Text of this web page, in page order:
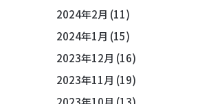
2024年2月 (11)
2024年1月 (15)
2023年12月 (16)
2023年11月 (19)